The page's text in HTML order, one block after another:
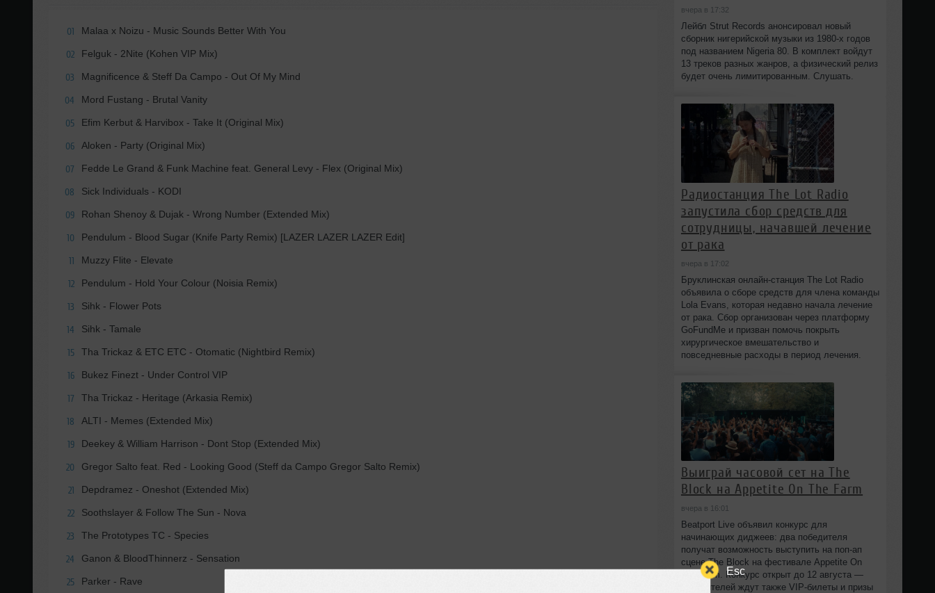
Esc
01 Malaa x Noizu - Music Sounds Better With You
02 Felguk - 2Nite (Kohen VIP Mix)
03 Magnificence & Steff Da Campo - Out Of My Mind
04 Mord Fustang - Brutal Vanity
05 Efim Kerbut & Harvibox - Take It (Original Mix)
06 Aloken - Party (Original Mix)
07 Fedde Le Grand & Funk Machine feat. General Levy - Flex (Original Mix)
08 Sick Individuals - KODI
09 Rohan Shenoy & Dujak - Wrong Number (Extended Mix)
10 Pendulum - Blood Sugar (Knife Party Remix) [LAZER LAZER LAZER Edit]
11 Muzzy Flite - Elevate
12 Pendulum - Hold Your Colour (Noisia Remix)
13 Sihk - Flower Pots
14 Sihk - Tamale
15 Tha Trickaz & ETC ETC - Otomatic (Nightbird Remix)
16 Bukez Finezt - Under Control VIP
17 Tha Trickaz - Heritage (Arkasia Remix)
18 ALTI - Memes (Extended Mix)
19 Deekey & William Harrison - Dont Stop (Extended Mix)
20 Gregor Salto feat. Red - Looking Good (Steff da Campo Gregor Salto Remix)
21 Depdramez - Oneshot (Extended Mix)
22 Soothslayer & Follow The Sun - Nova
23 The Prototypes TC - Species
24 Ganon & BloodThinnerz - Sensation
25 Parker - Rave
вчера в 17:32
Лейбл Strut Records анонсировал новый
сборник нигерийской музыки из 1980-х годов
под названием Nigeria 80. В комплект войдут
13 треков разных жанров, а физический релиз
будет очень лимитированным. Слушать.
Радиостанция The Lot Radio
запустила сбор средств для
сотрудницы, начавшей лечение
от рака
вчера в 17:02
Бруклинская онлайн-станция The Lot Radio
объявила о сборе средств для члена команды
Lola Evans, которая недавно начала лечение
от рака. Сбор организован через платформу
GoFundMe и призван помочь покрыть
хирургическое вмешательство и
повседневные расходы в период лечения.
Выиграй часовой сет на The
Block на Appetite On The Farm
вчера в 16:01
Beatport Live объявил конкурс для
начинающих диджеев: два победителя
получат возможность выступить на поп‑ап
сцене The Block на фестивале Appetite On
The Farm. Конкурс открыт до 12 августа —
победителей ждут также VIP‑билеты и призы